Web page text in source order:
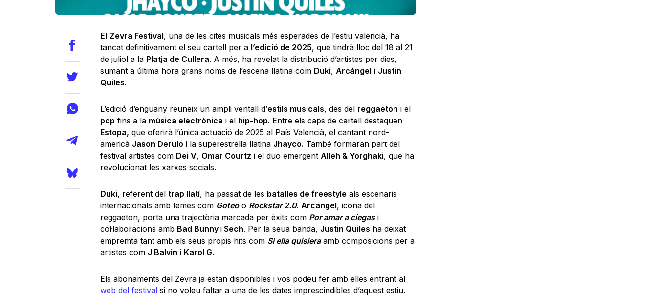
El Zevra Festival, una de les cites musicals més esperades de l’estiu valencià, ha
tancat definitivament el seu cartell per a l’edició de 2025, que tindrà lloc del 18 al 21
de juliol a la Platja de Cullera. A més, ha revelat la distribució d’artistes per dies,
sumant a última hora grans noms de l’escena llatina com Duki, Arcángel i Justin
Quiles.
L’edició d’enguany reuneix un ampli ventall d’estils musicals, des del reggaeton i el
pop fins a la música electrònica i el hip-hop. Entre els caps de cartell destaquen
Estopa, que oferirà l’única actuació de 2025 al País Valencià, el cantant nord-
americà Jason Derulo i la superestrella llatina Jhayco. També formaran part del
festival artistes com Dei V, Omar Courtz i el duo emergent Alleh & Yorghaki, que ha
revolucionat les xarxes socials.
Duki, referent del trap llatí, ha passat de les batalles de freestyle als escenaris
internacionals amb temes com Goteoo Rockstar 2.0. Arcángel, icona del
reggaeton, porta una trajectòria marcada per èxits com Por amar a ciegasi
col·laboracions amb Bad Bunny iSech. Per la seua banda, Justin Quiles ha deixat
empremta tant amb els seus propis hits com Si ella quisieraamb composicions per a
artistes com J Balvin i Karol G.
Els abonaments del Zevra ja estan disponibles i vos podeu fer amb elles entrant al
web del festivalsi no voleu faltar a una de les dates imprescindibles d’aquest estiu.